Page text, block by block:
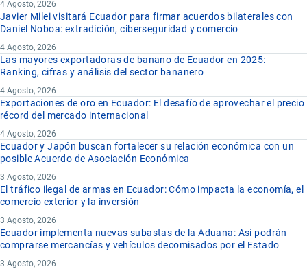
4 Agosto, 2026
Javier Milei visitará Ecuador para firmar acuerdos bilaterales con
Daniel Noboa: extradición, ciberseguridad y comercio
4 Agosto, 2026
Las mayores exportadoras de banano de Ecuador en 2025:
Ranking, cifras y análisis del sector bananero
4 Agosto, 2026
Exportaciones de oro en Ecuador: El desafío de aprovechar el precio
récord del mercado internacional
4 Agosto, 2026
Ecuador y Japón buscan fortalecer su relación económica con un
posible Acuerdo de Asociación Económica
3 Agosto, 2026
El tráfico ilegal de armas en Ecuador: Cómo impacta la economía, el
comercio exterior y la inversión
3 Agosto, 2026
Ecuador implementa nuevas subastas de la Aduana: Así podrán
comprarse mercancías y vehículos decomisados por el Estado
3 Agosto, 2026